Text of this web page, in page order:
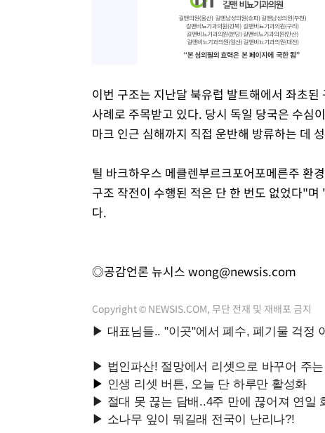
이번 구조는 지난달 북유럽 발트해에서 좌초
사례로 주목받고 있다. 당시 독일 당국은 수심
마크 인근 심해까지 직접 운반해 방류하는 데
틸 바크하우스 메클렌부르크포어포메른주 환
구조 작전이 수행된 적은 단 한 번도 없었다"
다.
◎공감언론 뉴시스 wong@newsis.com
Copyright © NEWSIS.COM, 무단 전재 및 재배포 금지